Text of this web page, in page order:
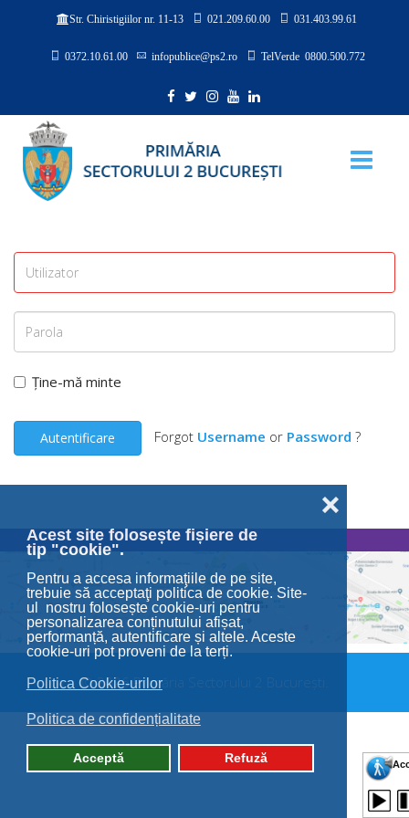
Acest site folosește fișiere de
tip "cookie".
Pentru a accesa informaţiile de pe site,
trebuie să acceptaţi politica de cookie. Site-
ul nostru folosește cookie-uri pentru
personalizarea conținutului afișat,
performanță, autentificare și altele. Aceste
cookie-uri pot proveni de la terți.
Politica Cookie-urilor
Politica de confidențialitate
Acceptă Refuză
❌
Str. Chiristigiilor nr. 11-13 021.209.60.00 031.403.99.61
0372.10.61.00 infopublice@ps2.ro TelVerde 0800.500.772
Ține-mă minte
Autentificare Forgot Username or Password ?
© 2026 Primăria Sectorului 2 București.